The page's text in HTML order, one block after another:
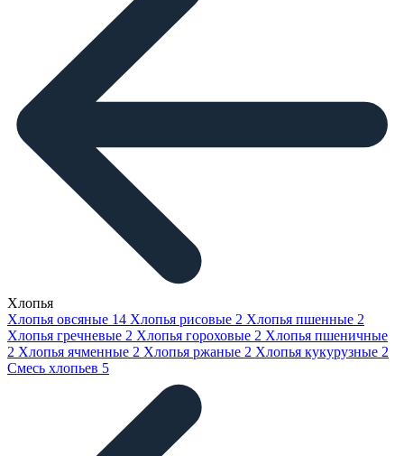
Хлопья
Хлопья овсяные 14 Хлопья рисовые 2 Хлопья пшенные 2
Хлопья гречневые 2 Хлопья гороховые 2 Хлопья пшеничные
2 Хлопья ячменные 2 Хлопья ржаные 2 Хлопья кукурузные 2
Смесь хлопьев 5